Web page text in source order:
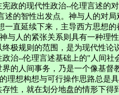
政的现代性政治--伦理言述的
述的智性出发点。神与人的对
一直延续下来，主导西方思想
与人的紧张关系则具有一种理
极规则的范围，是为现代性
政治--伦理言述基础上的"人间
的人间事务，乃是一个像基
理想构想与可行操作思路总是
性，就在划分地盘的情形下